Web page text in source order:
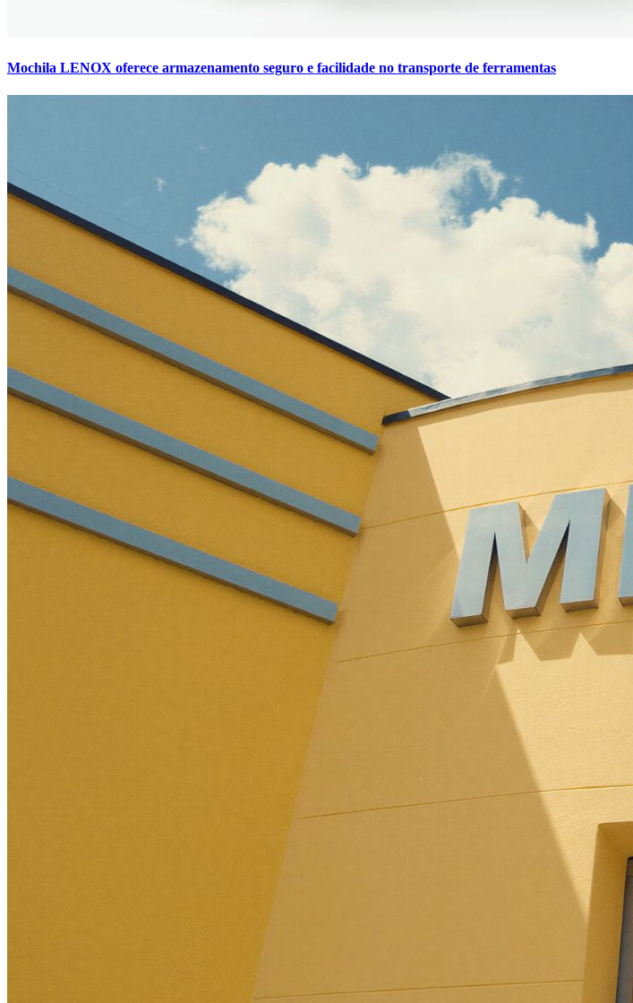
Mochila LENOX oferece armazenamento seguro e facilidade no transporte de ferramentas